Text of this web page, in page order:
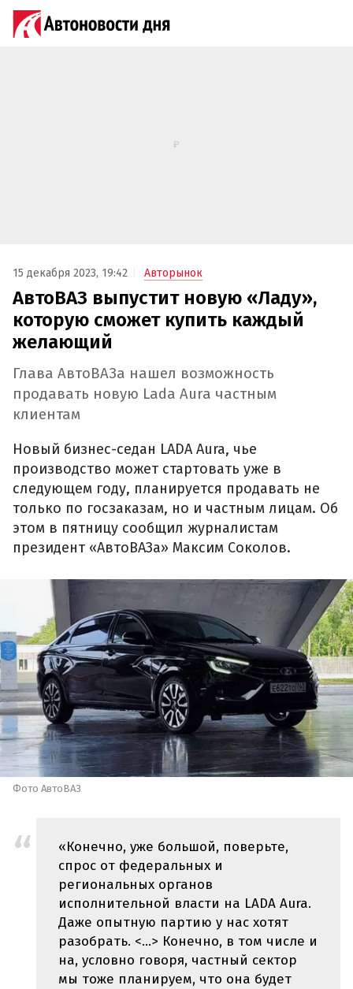
15 декабря 2023, 19:42 Авторынок
АвтоВАЗ выпустит новую «Ладу»,
которую сможет купить каждый
желающий
Глава АвтоВАЗа нашел возможность
продавать новую Lada Aura частным
клиентам
Новый бизнес-седан LADA Aura, чье
производство может стартовать уже в
следующем году, планируется продавать не
только по госзаказам, но и частным лицам. Об
этом в пятницу сообщил журналистам
президент «АвтоВАЗа» Максим Соколов.
Фото АвтоВАЗ
«Конечно, уже большой, поверьте,
спрос от федеральных и
региональных органов
исполнительной власти на LADA Aura.
Даже опытную партию у нас хотят
разобрать. <…> Конечно, в том числе и
на, условно говоря, частный сектор
мы тоже планируем, что она будет